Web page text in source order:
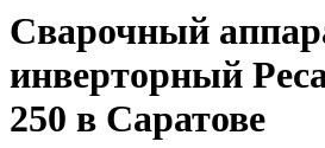
Сварочный
инверторный
250 в Саратове